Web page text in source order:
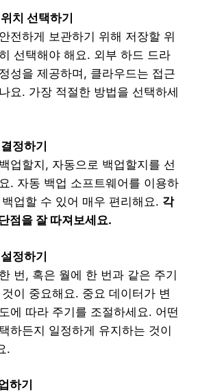
치 선택하기
전하게 보관하기 위해 저장할 위
선택해야 해요. 외부 하드 드라
성을 제공하며, 클라우드는 접근
요. 가장 적절한 방법을 선택하세
정하기
업할지, 자동으로 백업할지를 선
. 자동 백업 소프트웨어를 이용하
업할 수 있어 매우 편리해요. 각
점을 잘 따져보세요.
정하기
번, 혹은 월에 한 번과 같은 주기
이 중요해요. 중요 데이터가 변
에 따라 주기를 조절하세요. 어떤
하든지 일정하게 유지하는 것이
.
하기